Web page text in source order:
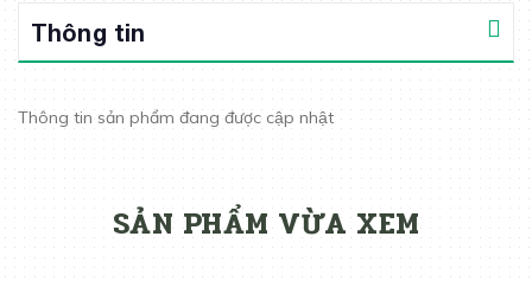
Thông tin
Thông tin sản phẩm đang được cập nhật
SẢN PHẨM VỪA XEM